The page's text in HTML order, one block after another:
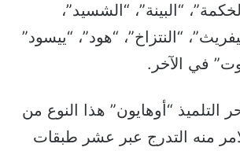
“البينة”، “الشسيد”،
“النتزاخ”، “هود”، “ييسود”
في الآخر.
التلميذ “أوهايون” هذا النوع من
منه التدرج عبر عشر طبقات